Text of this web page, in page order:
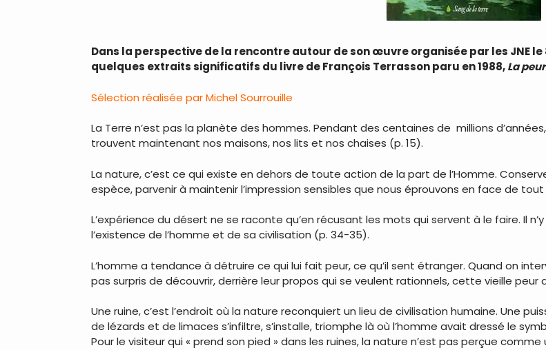
Dans la perspective de la rencontre autour de son œuvre organisée par les JNE
quelques extraits significatifs du livre de François Terrasson paru en 1988,La
Sélection réalisée par Michel Sourrouille
La Terre n’est pas la planète des hommes. Pendant des centaines de millions
trouvent maintenant nos maisons, nos lits et nos chaises (p. 15).
La nature, c’est ce qui existe en dehors de toute action de la part de l’Homme.
espèce, parvenir à maintenir l’impression sensibles que nous éprouvons en face de tout
L’expérience du désert ne se raconte qu’en récusant les mots qui servent à le faire. Il
l’existence de l’homme et de sa civilisation (p. 34-35).
L’homme a tendance à détruire ce qui lui fait peur, ce qu’il sent étranger. Quand on
pas surpris de découvrir, derrière leur propos qui se veulent rationnels, cette vieille
Une ruine, c’est l’endroit où la nature reconquiert un lieu de civilisation humaine. Une
de lézards et de limaces s’infiltre, s’installe, triomphe là où l’homme avait dressé le
Pour le visiteur qui « prend son pied » dans les ruines, la nature n’est pas perçue